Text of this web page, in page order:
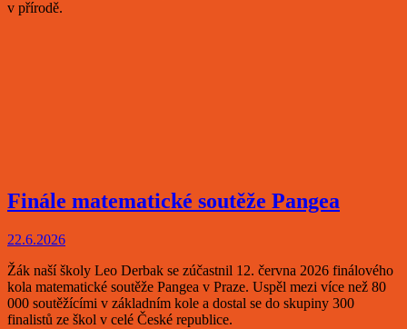
v přírodě.
Finále matematické soutěže Pangea
22.6.2026
Žák naší školy Leo Derbak se zúčastnil 12. června 2026 finálového
kola matematické soutěže Pangea v Praze. Uspěl mezi více než 80
000 soutěžícími v základním kole a dostal se do skupiny 300
finalistů ze škol v celé České republice.